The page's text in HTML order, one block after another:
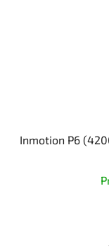
Inmotion P6